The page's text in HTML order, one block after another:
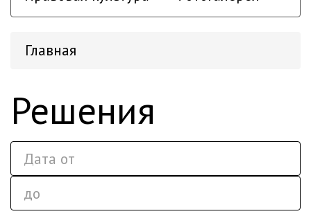
Главная
Решения